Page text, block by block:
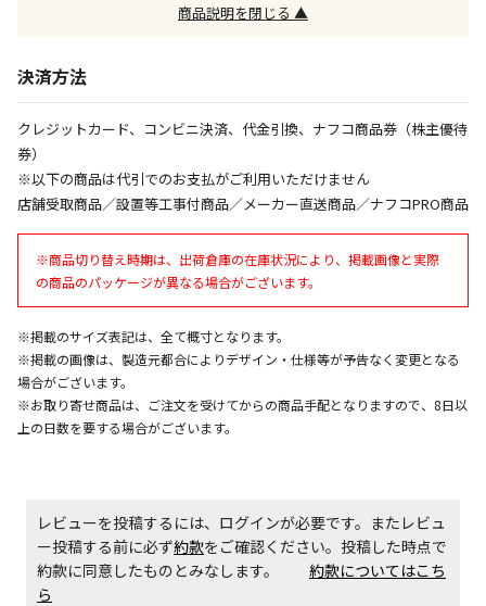
ため、通常よりお時間をいただく場合がございます。
設置工事代金も含まれた商品です
お見積商品です。金額・施工日はお打ち合わせの上、
決定となります。
エアコンの取付工事が必要な商品です。別途費用が発
生する場合がございます。
商品説明を閉じる ▲
決済方法
クレジットカード、コンビニ決済、代金引換、ナフコ商品券（株主優待
券）
※以下の商品は代引でのお支払がご利用いただけません
店舗受取商品／設置等工事付商品／メーカー直送商品／ナフコPRO商品
※商品切り替え時期は、出荷倉庫の在庫状況により、掲載画像と実際
の商品のパッケージが異なる場合がございます。
※掲載のサイズ表記は、全て概寸となります。
※掲載の画像は、製造元都合によりデザイン・仕様等が予告なく変更となる
場合がございます。
※お取り寄せ商品は、ご注文を受けてからの商品手配となりますので、8日以
上の日数を要する場合がございます。
レビューを投稿するには、ログインが必要です。またレビュ
ー投稿する前に必ず約款をご確認ください。投稿した時点で
約款に同意したものとみなします。 約款についてはこち
ら